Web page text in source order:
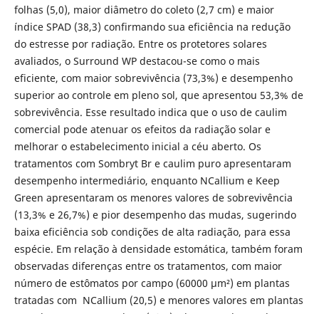
folhas (5,0), maior diâmetro do coleto (2,7 cm) e maior
índice SPAD (38,3) confirmando sua eficiência na redução
do estresse por radiação. Entre os protetores solares
avaliados, o Surround WP destacou-se como o mais
eficiente, com maior sobrevivência (73,3%) e desempenho
superior ao controle em pleno sol, que apresentou 53,3% de
sobrevivência. Esse resultado indica que o uso de caulim
comercial pode atenuar os efeitos da radiação solar e
melhorar o estabelecimento inicial a céu aberto. Os
tratamentos com Sombryt Br e caulim puro apresentaram
desempenho intermediário, enquanto NCallium e Keep
Green apresentaram os menores valores de sobrevivência
(13,3% e 26,7%) e pior desempenho das mudas, sugerindo
baixa eficiência sob condições de alta radiação, para essa
espécie. Em relação à densidade estomática, também foram
observadas diferenças entre os tratamentos, com maior
número de estômatos por campo (60000 µm²) em plantas
tratadas com NCallium (20,5) e menores valores em plantas